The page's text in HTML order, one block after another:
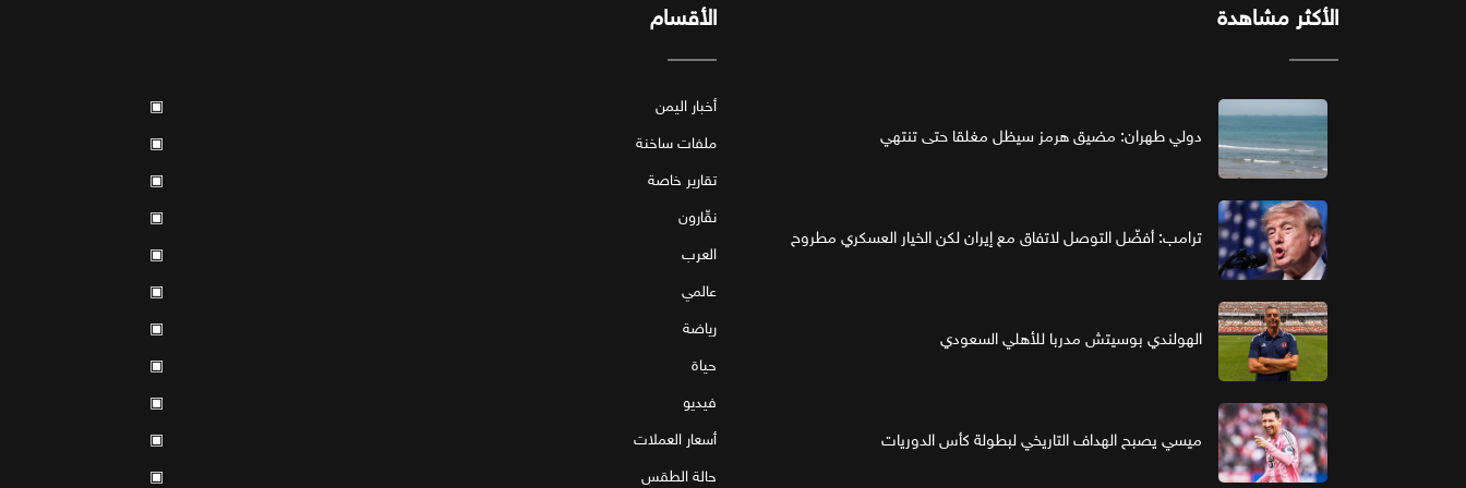
الأكثر مشاهدة
دولي طهران: مضيق هرمز سيظل مغلقا حتى تنتهي
ترامب: أفضّل التوصل لاتفاق مع إيران لكن الخيار العسكري مطروح
الهولندي بوسيتش مدربا للأهلي السعودي
ميسي يصبح الهداف التاريخي لبطولة كأس الدوريات
الأقسام
أخبار اليمن
▣
ملفات ساخنة
▣
تقارير خاصة
▣
نقّارون
▣
العرب
▣
عالمي
▣
رياضة
▣
حياة
▣
فيديو
▣
أسعار العملات
▣
حالة الطقس
▣